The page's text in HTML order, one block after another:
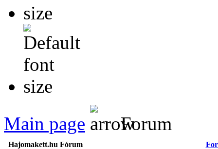
Main page Forum
Hajomakett.hu Fórum